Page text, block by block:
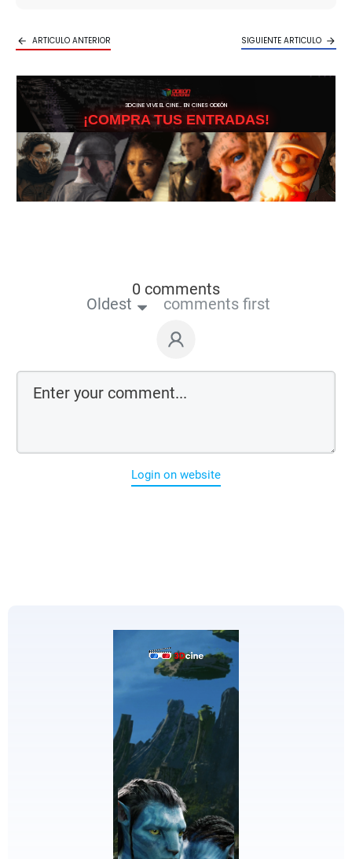
ARTICULO ANTERIOR SIGUIENTE ARTICULO
3DCINE VIVE EL CINE… EN CINES ODEÓN
¡COMPRA TUS ENTRADAS!
0 comments
Oldest comments first
Login on website